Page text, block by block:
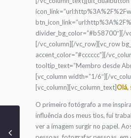
divider_bg_color=”#b58700″][/
[/vc_column][/vc_row][vc_row
accent_color=”#cccccc”][/
tooltip_text=”Membro desde
[vc_column width=”1/6″][/
[vc_column][vc_column_text]Olá,
O primeiro fotógrafo a me
influência dos meus tios, fui
ver a imagem surgir no papel.